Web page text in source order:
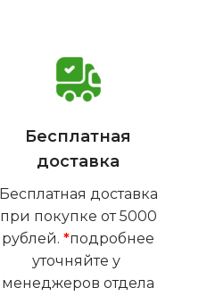
Бесплатная
доставка
Бесплатная доставка
при покупке от 5000
рублей.*подробнее
уточняйте у
менеджеров отдела